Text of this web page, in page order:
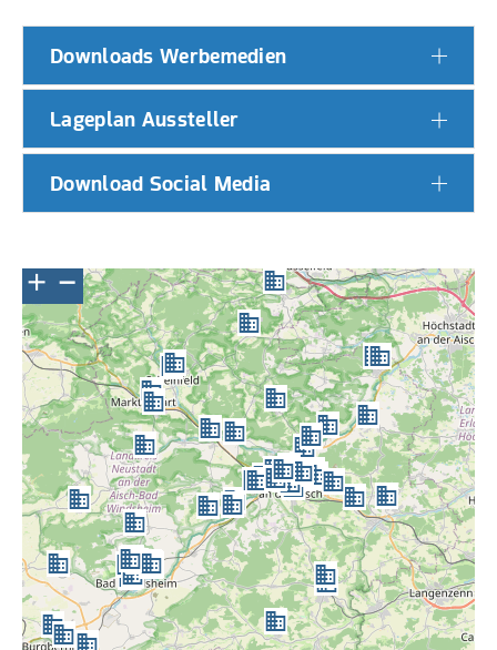
Downloads Werbemedien
Lageplan Aussteller
Download Social Media
+ −